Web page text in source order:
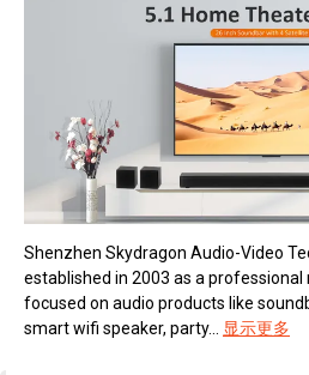
Shenzhen Skydragon Audio-Video
established in 2003 as a
focused on audio products like
smart wifi speaker, party... 显示更多